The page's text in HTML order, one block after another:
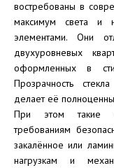
востребованы в
максимум света и
элементами. Они
двухуровневых
оформленных в
Прозрачность
делает её
При этом такие
требованиям
закалённое или
нагрузкам и